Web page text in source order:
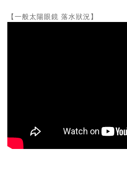
【一般太陽眼鏡 落水狀況】